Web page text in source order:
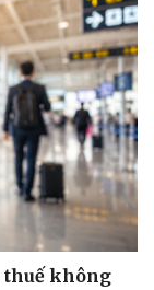
thuế không